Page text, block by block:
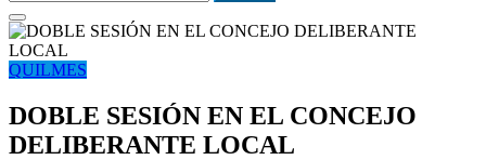
QUILMES
DOBLE SESIÓN EN EL CONCEJO
DELIBERANTE LOCAL